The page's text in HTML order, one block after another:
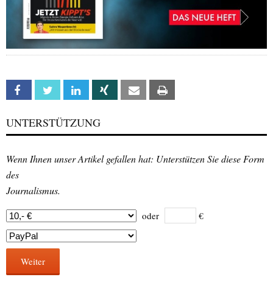
Facebook Twitter Linkedin Xing Email
UNTERSTÜTZUNG
Wenn Ihnen unser Artikel gefallen hat: Unterstützen Sie diese Form
des
Journalismus.
oder €
Weiter